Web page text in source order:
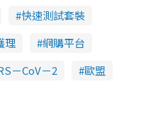
快速測試套裝
理
網購平台
－CoV－2 歐盟